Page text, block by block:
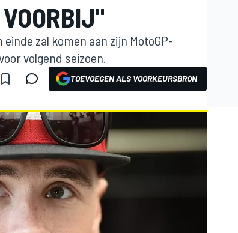
zal komen aan zijn MotoGP-
volgend seizoen.
TOEVOEGEN ALS VOORKEURSBRON